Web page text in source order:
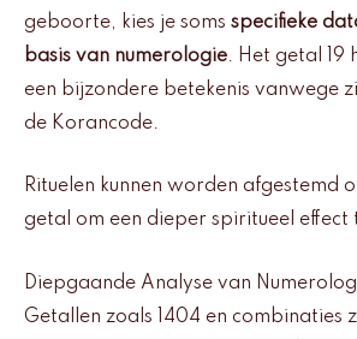
geboorte, kies je soms specifieke
basis van numerologie. Het getal 19
een bijzondere betekenis vanwege
de Korancode.
Rituelen kunnen worden afgestemd
getal om een dieper spiritueel effect
Diepgaande Analyse van
Getallen zoals 1404 en combinaties